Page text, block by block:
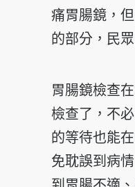
痛胃腸鏡，
的部分，民
胃腸鏡檢查
檢查了，不
的等待也能
免耽誤到病